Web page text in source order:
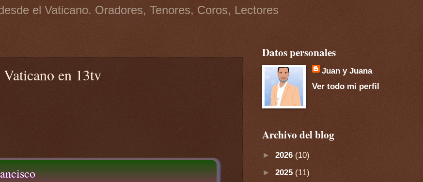
el Vaticano. Oradores, Tenores, Coros, Lectores
en 13tv
Datos personales
Juan y Juana
Ver todo mi perfil
Archivo del blog
► 2026 (10)
► 2025 (11)